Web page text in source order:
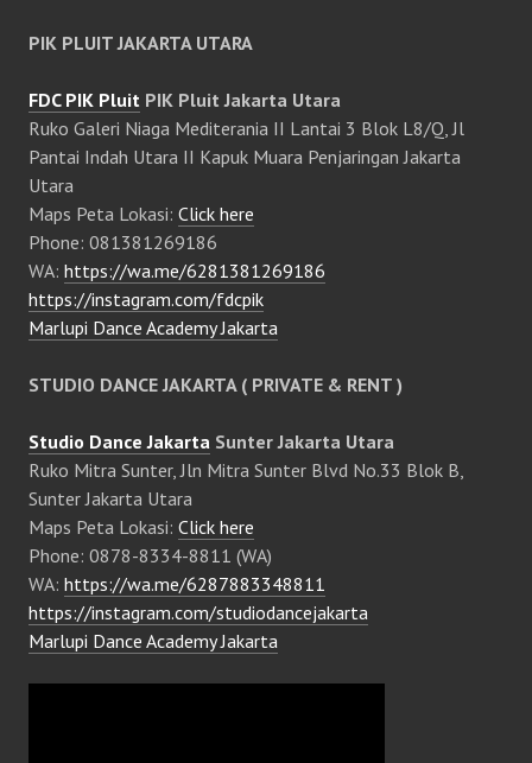
PIK PLUIT JAKARTA UTARA
FDC PIK Pluit PIK Pluit Jakarta Utara
Ruko Galeri Niaga Mediterania II Lantai 3 Blok L8/Q, Jl
Pantai Indah Utara II Kapuk Muara Penjaringan Jakarta
Utara
Maps Peta Lokasi: Click here
Phone: 081381269186
WA: https://wa.me/6281381269186
https://instagram.com/fdcpik
Marlupi Dance Academy Jakarta
STUDIO DANCE JAKARTA ( PRIVATE & RENT )
Studio Dance Jakarta Sunter Jakarta Utara
Ruko Mitra Sunter, Jln Mitra Sunter Blvd No.33 Blok B,
Sunter Jakarta Utara
Maps Peta Lokasi: Click here
Phone: 0878-8334-8811 (WA)
WA: https://wa.me/6287883348811
https://instagram.com/studiodancejakarta
Marlupi Dance Academy Jakarta